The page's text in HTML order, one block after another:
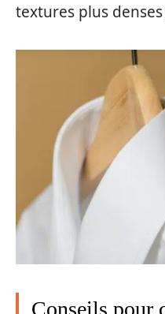
textures plus denses
Conseils pour